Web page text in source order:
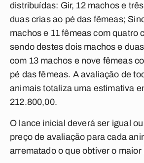
distribuídas: Gir, 12 machos e
duas crias ao pé das fêmeas;
machos e 11 fêmeas com quatro
sendo destes dois machos e
com 13 machos e nove fêmeas
pé das fêmeas. A avaliação de
animais totaliza uma estimativa
212.800,00.
O lance inicial deverá ser igual
preço de avaliação para cada
arrematado o que obtiver o maior